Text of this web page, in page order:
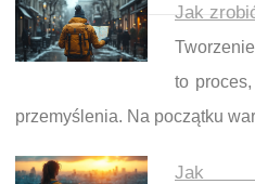
Jak
to
przemyślenia. Na początku
Jak